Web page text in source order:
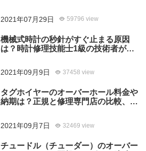
2021年07月29日 59796 view
機械式時計の秒針がすぐ止まる原因
は？時計修理技能士1級の技術者がお
2021年09月9日 37458 view
タグホイヤーのオーバーホール料金や
納期は？正規と修理専門店の比較、ど
2021年09月7日 32469 view
チュードル（チューダー）のオーバー